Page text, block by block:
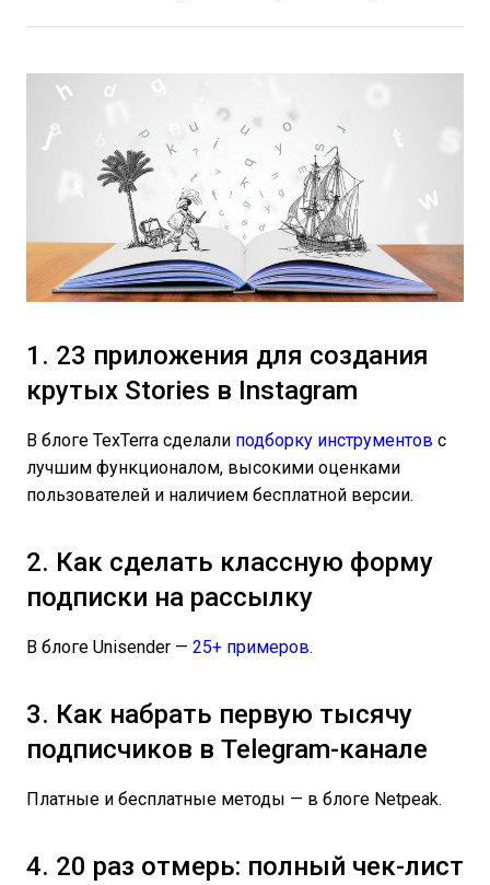
1. 23 приложения для создания
крутых Stories в Instagram
В блоге TexTerra сделали подборку инструментов с
лучшим функционалом, высокими оценками
пользователей и наличием бесплатной версии.
2. Как сделать классную форму
подписки на рассылку
В блоге Unisender — 25+ примеров.
3. Как набрать первую тысячу
подписчиков в Telegram-канале
Платные и бесплатные методы — в блоге Netpeak.
4. 20 раз отмерь: полный чек-лист